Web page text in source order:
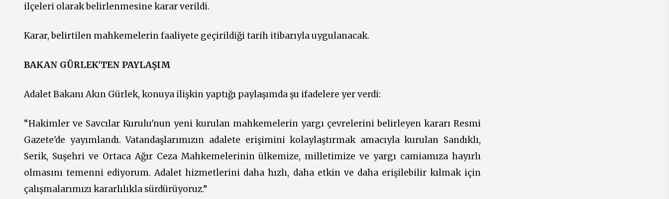
ilçeleri olarak belirlenmesine karar verildi.
Karar, belirtilen mahkemelerin faaliyete geçirildiği tarih itibarıyla uygulanacak.
BAKAN GÜRLEK'TEN PAYLAŞIM
Adalet Bakanı Akın Gürlek, konuya ilişkin yaptığı paylaşımda şu ifadelere yer verdi:
“Hakimler ve Savcılar Kurulu'nun yeni kurulan mahkemelerin yargı çevrelerini belirleyen kararı Resmi
Gazete'de yayımlandı. Vatandaşlarımızın adalete erişimini kolaylaştırmak amacıyla kurulan Sandıklı,
Serik, Suşehri ve Ortaca Ağır Ceza Mahkemelerinin ülkemize, milletimize ve yargı camiamıza hayırlı
olmasını temenni ediyorum. Adalet hizmetlerini daha hızlı, daha etkin ve daha erişilebilir kılmak için
çalışmalarımızı kararlılıkla sürdürüyoruz.”